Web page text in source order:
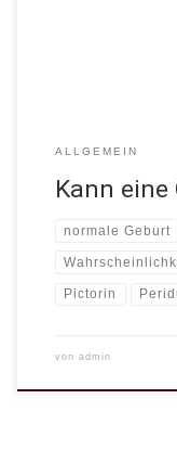
ALLGEMEIN
Kann eine
normale Geburt
Pictorin
von admin